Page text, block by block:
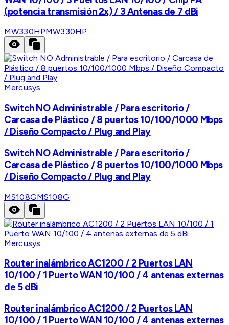
(potencia transmisión 2x) / 3 Antenas de 7 dBi
MW330HPMW330HP
Mercusys
Switch NO Administrable / Para escritorio /
Carcasa de Plástico / 8 puertos 10/100/1000 Mbps
/ Diseño Compacto / Plug and Play
Switch NO Administrable / Para escritorio /
Carcasa de Plástico / 8 puertos 10/100/1000 Mbps
/ Diseño Compacto / Plug and Play
MS108GMS108G
Mercusys
Router inalámbrico AC1200 / 2 Puertos LAN
10/100 / 1 Puerto WAN 10/100 / 4 antenas externas
de 5 dBi
Router inalámbrico AC1200 / 2 Puertos LAN
10/100 / 1 Puerto WAN 10/100 / 4 antenas externas